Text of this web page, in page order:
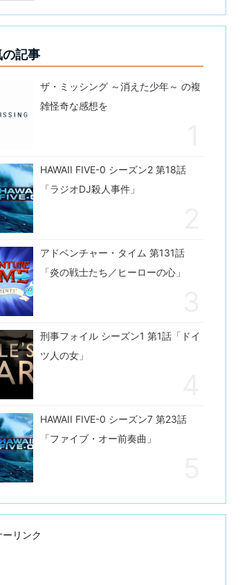
の記事
ザ・ミッシング ～消えた少年～ の複
雑怪奇な感想を
HAWAII FIVE-0 シーズン2 第18話
「ラジオDJ殺人事件」
アドベンチャー・タイム 第131話
「炎の戦士たち／ヒーローの心」
刑事フォイル シーズン1 第1話「ドイ
ツ人の女」
HAWAII FIVE-0 シーズン7 第23話
「ファイブ・オー前奏曲」
ーリンク